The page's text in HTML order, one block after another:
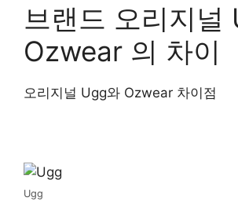
브랜드 오리지널
Ozwear 의 차이
오리지널 Ugg와 Ozwear 차이점
Ugg